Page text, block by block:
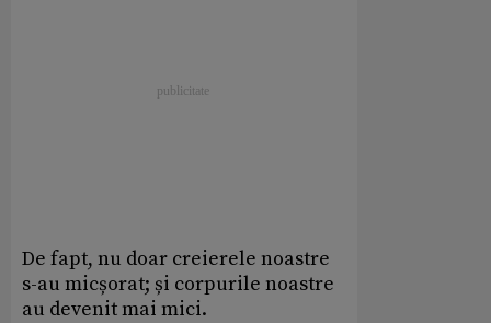
De fapt, nu doar creierele noastre
s-au micșorat; și corpurile noastre
au devenit mai mici.